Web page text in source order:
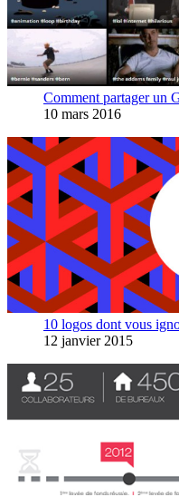
Comment partager un
10 mars 2016
10 logos dont vous
12 janvier 2015